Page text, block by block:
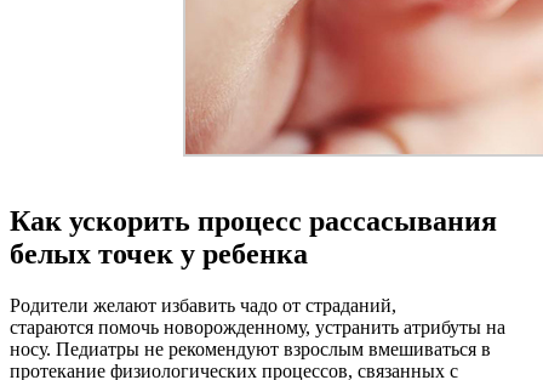
Как ускорить процесс рассасывания
белых точек у ребенка
Родители желают избавить чадо от страданий,
стараются помочь новорожденному, устранить атрибуты на
носу. Педиатры не рекомендуют взрослым вмешиваться в
протекание физиологических процессов, связанных с